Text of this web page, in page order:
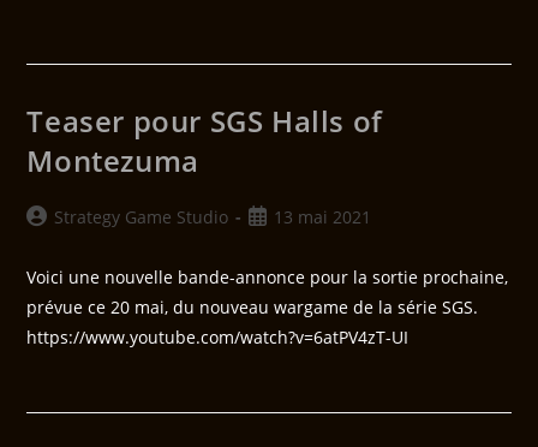
Teaser pour SGS Halls of
Montezuma
Strategy Game Studio 13 mai 2021
Voici une nouvelle bande-annonce pour la sortie prochaine,
prévue ce 20 mai, du nouveau wargame de la série SGS.
https://www.youtube.com/watch?v=6atPV4zT-UI